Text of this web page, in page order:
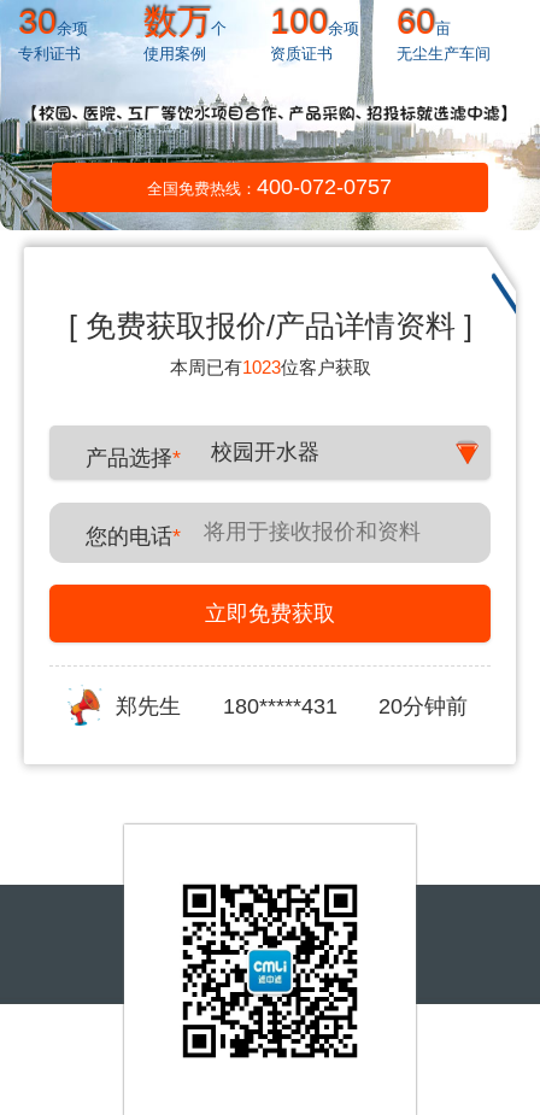
30余项
专利证书
数万个
使用案例
100余项
资质证书
60亩
无尘生产车间
全国免费热线：400-072-0757
[ 免费获取报价/产品详情资料 ]
本周已有1023位客户获取
产品选择* 校园开水器
您的电话*
立即免费获取
郑先生 180*****431
20分钟前
宋先生
155*****217
一小时前
156*****280
187*****999
180*****378
137*****559